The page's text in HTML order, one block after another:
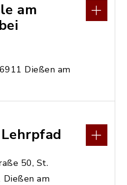
am
Dießen am
50, St.
Dießen am